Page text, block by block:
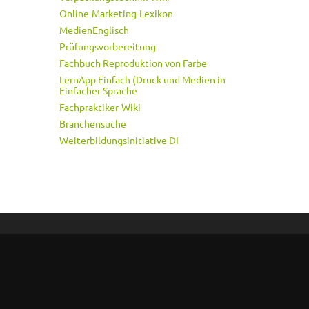
Online-Marketing-Lexikon
MedienEnglisch
Prüfungsvorbereitung
Fachbuch Reproduktion von Farbe
LernApp Einfach (Druck und Medien in
Einfacher Sprache
Fachpraktiker-Wiki
Branchensuche
Weiterbildungsinitiative DI